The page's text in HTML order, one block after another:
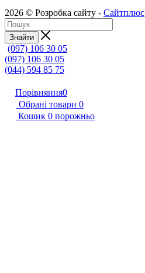
2026 © Розробка сайту - Сайтплюс
Знайти
(097) 106 30 05
(097) 106 30 05
(044) 594 85 75
Порівняння0
Обрані товари 0
Кошик 0 порожньо